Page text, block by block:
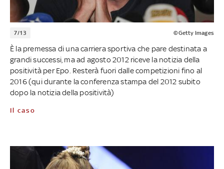
7/13 ©Getty Images
È la premessa di una carriera sportiva che pare destinata a
grandi successi, ma ad agosto 2012 riceve la notizia della
positività per Epo. Resterà fuori dalle competizioni fino al
2016 (qui durante la conferenza stampa del 2012 subito
dopo la notizia della positività)
Il caso